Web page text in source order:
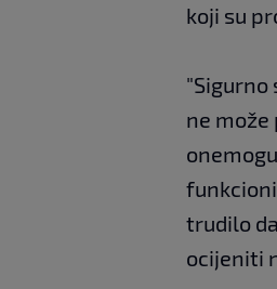
koji su
"Sigurno
ne
trudilo
ocijeniti